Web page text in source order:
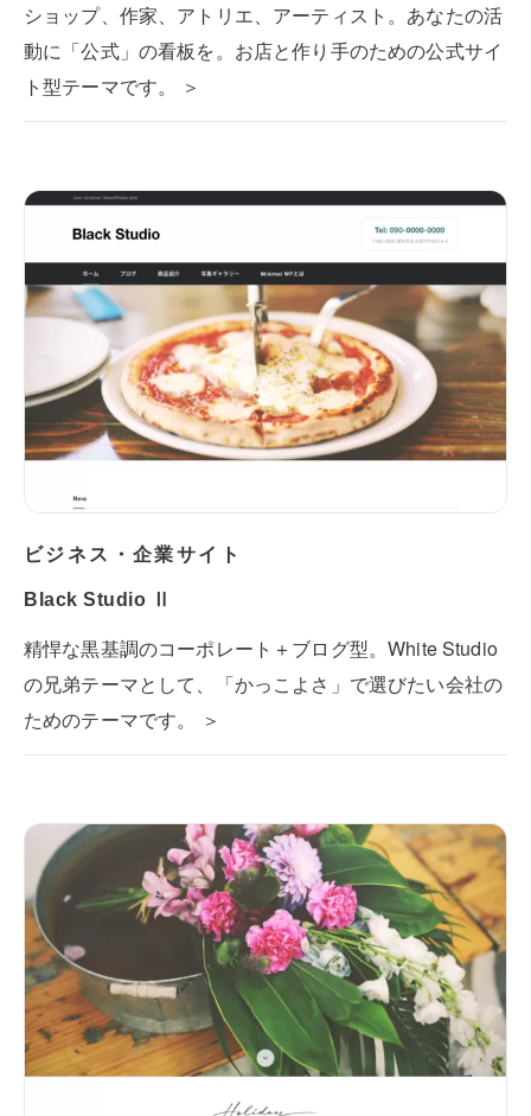
ショップ、作家、アトリエ、アーティスト。あなたの活
動に「公式」の看板を。お店と作り手のための公式サイ
ト型テーマです。 ＞
ビジネス・企業サイト
Black Studio Ⅱ
精悍な黒基調のコーポレート＋ブログ型。White Studio
の兄弟テーマとして、「かっこよさ」で選びたい会社の
ためのテーマです。 ＞